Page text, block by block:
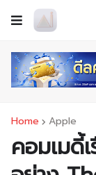
Home Apple
คอมเมดี้